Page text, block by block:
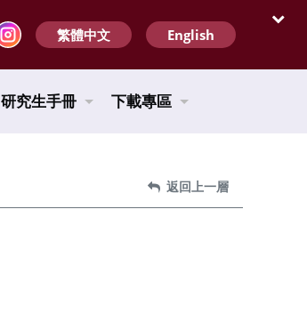
繁體中文 English
研究生手冊 下載專區
返回上一層